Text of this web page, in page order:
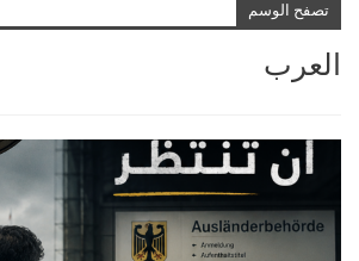
تصفح الوسم
العرب